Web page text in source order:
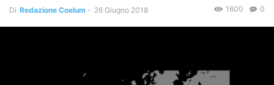
Di Redazione Coelum - 26 Giugno 2018 0
1600